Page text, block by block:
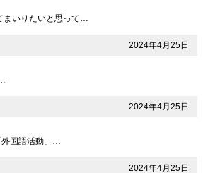
まいりたいと思って…
2024年4月25日
2024年4月25日
外国語活動」…
2024年4月25日